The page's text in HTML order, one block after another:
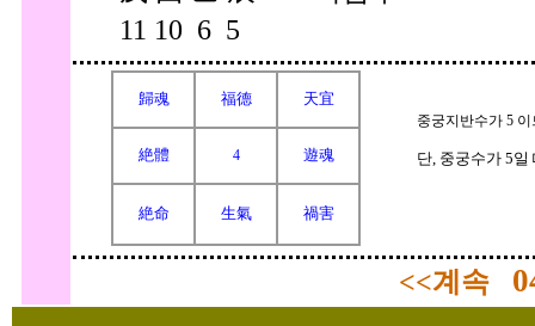
11 10 6 5
歸魂 福德 天宜
絶體 4 遊魂
絶命 生氣 禍害
중궁지반수가 5
단, 중궁수가 5일
<<계속